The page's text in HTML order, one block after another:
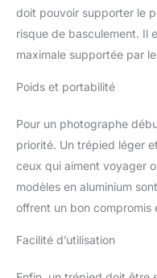
doit pouvoir supporter le
risque de basculement. Il
maximale supportée par
Poids et portabilité
Pour un photographe
priorité. Un trépied léger
ceux qui aiment voyager
modèles en aluminium
offrent un bon compromis
Facilité d’utilisation